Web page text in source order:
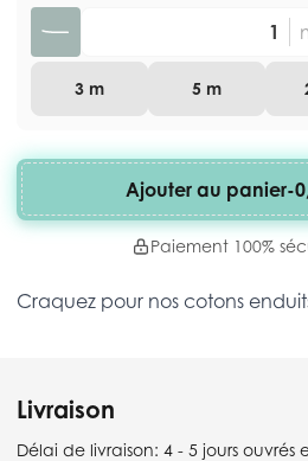
3 m 5 m
Ajouter au panier-
Paiement 100%
Craquez pour nos cotons
Livraison
Délai de livraison: 4 - 5 jours ouvrés